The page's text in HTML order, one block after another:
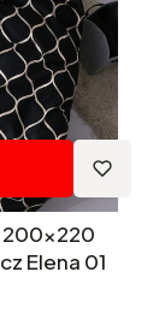
200x220
Marokańska Koniczyna Czarna 3cz Elena 01